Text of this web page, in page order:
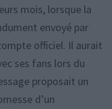
mois, lorsque la
envoyé par
officiel. Il aurait
ses fans lors du
proposait un
d’un